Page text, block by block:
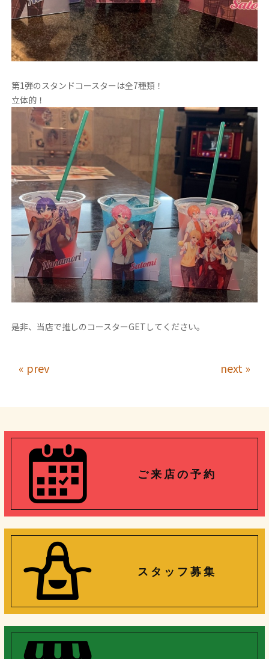
第1弾のスタンドコースターは全7種類！
立体的！
是非、当店で推しのコースターGETしてください。
« prev next »
ご 来 店 の 予 約
ス タ ッ フ 募 集